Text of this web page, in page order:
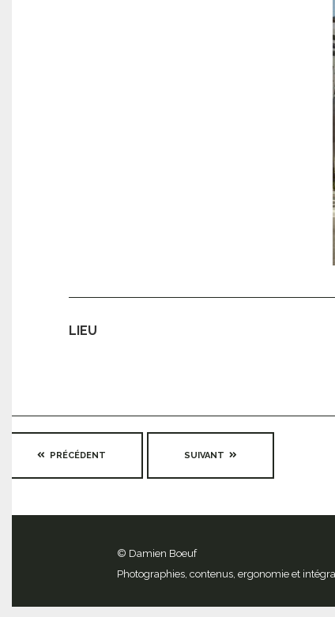
LIEU
PRÉCÉDENT SUIVANT
© Damien Boeuf
Photographies, contenus, ergonomie et